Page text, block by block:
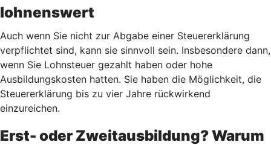
lohnenswert
Auch wenn Sie nicht zur Abgabe einer Steuererklärung
verpflichtet sind, kann sie sinnvoll sein. Insbesondere dann,
wenn Sie Lohnsteuer gezahlt haben oder hohe
Ausbildungskosten hatten. Sie haben die Möglichkeit, die
Steuererklärung bis zu vier Jahre rückwirkend
einzureichen.
Erst- oder Zweitausbildung? Warum